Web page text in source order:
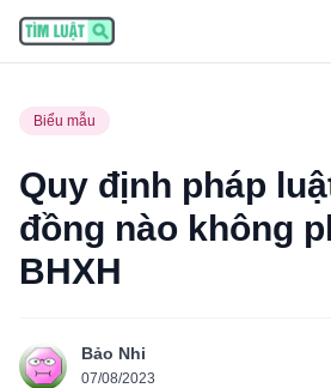
Biểu mẫu
Quy định pháp
đồng nào không
BHXH
Bảo Nhi
07/08/2023